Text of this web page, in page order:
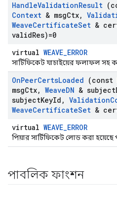
HandleValidationResult
Context & msgCtx,
WeaveCertificateSet &
validRes)=0
virtual WEAVE_ERROR
সার্টিফিকেট যাচাইয়ের ফলাফল সহ
OnPeerCertsLoaded (const
msgCtx, WeaveDN & subject
subjectKeyId , Validation
WeaveCertificateSet &
virtual WEAVE_ERROR
পিয়ার সার্টিফিকেট লোড করা
পাবলিক ফাংশন